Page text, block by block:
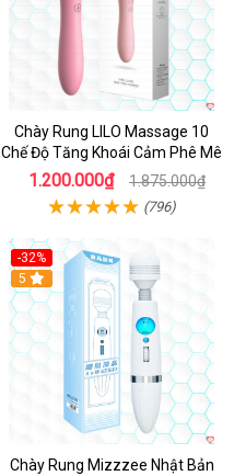
Chày Rung LILO Massage 10
Chế Độ Tăng Khoái Cảm Phê Mê
1.200.000₫ 1.875.000₫
(796)
-32%
Hot
5
Chày Rung Mizzzee Nhật Bản